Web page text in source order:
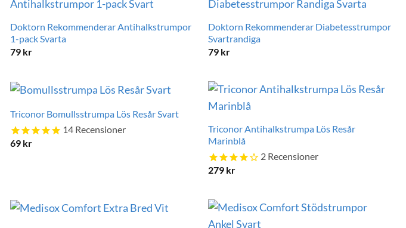
Doktorn Rekommenderar Antihalkstrumpor
1-pack Svarta
79 kr
Doktorn Rekommenderar Diabetesstrumpor
Svartrandiga
79 kr
Triconor Bomullsstrumpa Lös Resår Svart
14Recensioner
69 kr
Triconor Antihalkstrumpa Lös Resår
Marinblå
2 Recensioner
279 kr